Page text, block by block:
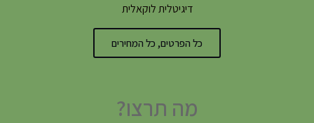
דיגיטלית לוקאלית
כל הפרטים, כל המחירים
מה תרצו?